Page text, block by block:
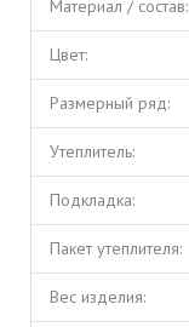
Материал / состав:
Цвет:
Размерный ряд:
Утеплитель:
Подкладка:
Пакет утеплителя:
Вес изделия: